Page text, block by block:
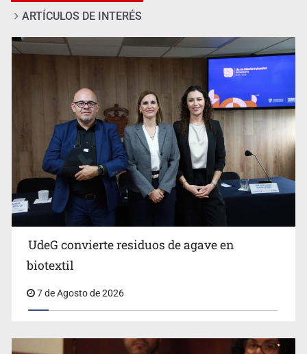
Ya hay solicitud de audiencia de imputación en caso Eli
Castro
ARTÍCULOS DE INTERÉS
UdeG convierte residuos de agave en
biotextil
7 de Agosto de 2026